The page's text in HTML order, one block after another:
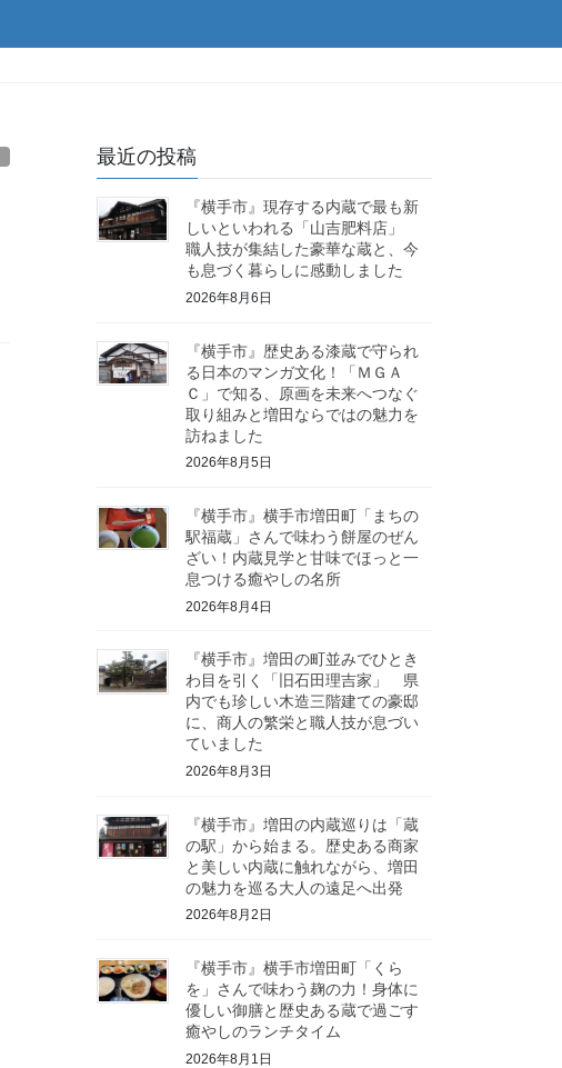
最近の投稿
『横手市』現存する内蔵で最も新
しいといわれる「山吉肥料店」
職人技が集結した豪華な蔵と、今
も息づく暮らしに感動しました
2026年8月6日
『横手市』歴史ある漆蔵で守られ
る日本のマンガ文化！「ＭＧＡ
Ｃ」で知る、原画を未来へつなぐ
取り組みと増田ならではの魅力を
訪ねました
2026年8月5日
『横手市』横手市増田町「まちの
駅福蔵」さんで味わう餅屋のぜん
ざい！内蔵見学と甘味でほっと一
息つける癒やしの名所
2026年8月4日
『横手市』増田の町並みでひとき
わ目を引く「旧石田理吉家」 県
内でも珍しい木造三階建ての豪邸
に、商人の繁栄と職人技が息づい
ていました
2026年8月3日
『横手市』増田の内蔵巡りは「蔵
の駅」から始まる。歴史ある商家
と美しい内蔵に触れながら、増田
の魅力を巡る大人の遠足へ出発
2026年8月2日
『横手市』横手市増田町「くら
を」さんで味わう麹の力！身体に
優しい御膳と歴史ある蔵で過ごす
癒やしのランチタイム
2026年8月1日